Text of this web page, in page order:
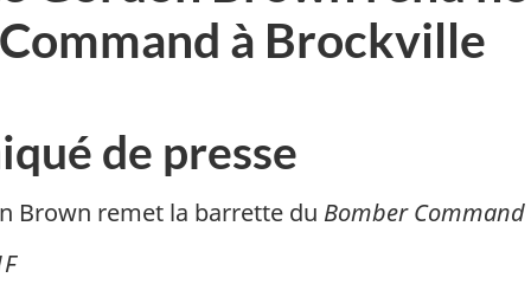
à Brockville
de presse
Brown remet la barrette du Bomber Command